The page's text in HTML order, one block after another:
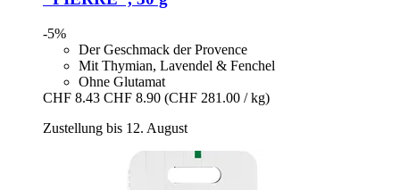
-5%
Der Geschmack der Provence
Mit Thymian, Lavendel & Fenchel
Ohne Glutamat
CHF 8.43 CHF 8.90 (CHF 281.00 / kg)
Zustellung bis 12. August